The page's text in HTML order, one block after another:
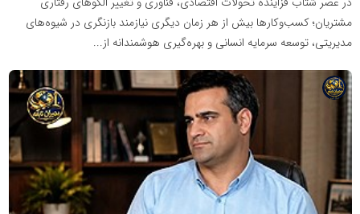
مشتریان؛ کسب‌وکارها بیش از هر زمان دیگری نیازمند بازنگری در شیوه‌های
مدیریتی، توسعه سرمایه انسانی و بهره‌گیری هوشمندانه از...
نابغه